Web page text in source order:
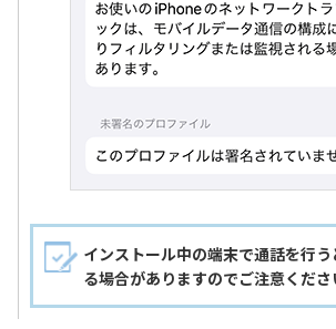
インストール中の端末で通話を行
る場合がありますのでご注意くださ